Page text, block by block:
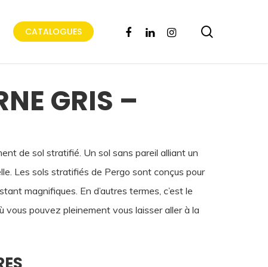
CATALOGUES FACEBOOKLINKEDININSTAGRAM
GRIS –
de sol stratifié. Un sol sans pareil alliant un
Les sols stratifiés de Pergo sont conçus pour
magnifiques. En d’autres termes, c’est le
pouvez pleinement vous laisser aller à la